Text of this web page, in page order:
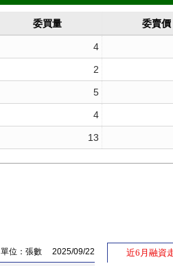
單位：張數 2025/09/22 近6月融資